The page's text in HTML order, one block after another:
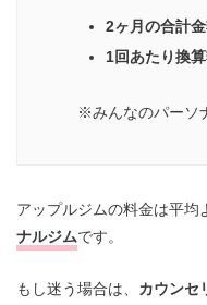
2ヶ月の合計
1回あたり換
※みんなのパーソ
アップルジムの料金は平均
ナルジムです。
もし迷う場合は、 カウンセ